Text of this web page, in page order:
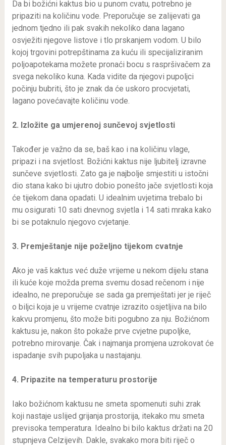
Da bi božićni kaktus bio u punom cvatu, potrebno je
pripaziti na količinu vode. Preporučuje se zalijevati ga
jednom tjedno ili pak svakih nekoliko dana lagano
osvježiti njegove listove i tlo prskanjem vodom. U bilo
kojoj trgovini potrepštinama za kuću ili specijaliziranim
poljoapotekama možete pronaći bocu s raspršivačem za
svega nekoliko kuna. Kada vidite da njegovi pupoljci
počinju bubriti, što je znak da će uskoro procvjetati,
lagano povećavajte količinu vode.
2. Izložite ga umjerenoj sunčevoj svjetlosti
Također je važno da se, baš kao i na količinu vlage,
pripazi i na svjetlost. Božićni kaktus nije ljubitelj izravne
sunčeve svjetlosti. Zato ga je najbolje smjestiti u istočni
dio stana kako bi ujutro dobio ponešto jače svjetlosti koja
će tijekom dana opadati. U idealnim uvjetima trebalo bi
mu osigurati 10 sati dnevnog svjetla i 14 sati mraka kako
bi se potaknulo njegovo cvjetanje.
3. Premještanje nije poželjno tijekom cvatnje
Ako je vaš kaktus već duže vrijeme u nekom dijelu stana
ili kuće koje možda prema svemu dosad rečenom i nije
idealno, ne preporučuje se sada ga premještati jer je riječ
o biljci koja je u vrijeme cvatnje izrazito osjetljiva na bilo
kakvu promjenu, što može biti pogubno za nju. Božićnom
kaktusu je, nakon što pokaže prve cvjetne pupoljke,
potrebno mirovanje. Čak i najmanja promjena uzrokovat će
ispadanje svih pupoljaka u nastajanju.
4. Pripazite na temperaturu prostorije
Iako božićnom kaktusu ne smeta spomenuti suhi zrak
koji nastaje uslijed grijanja prostorija, itekako mu smeta
previsoka temperatura. Idealno bi bilo kaktus držati na 20
stupnjeva Celzijevih. Dakle, svakako mora biti riječ o